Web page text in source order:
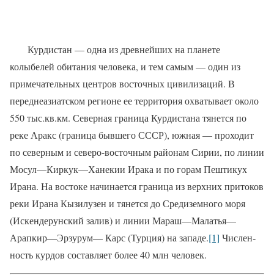
Курдистан — одна из древнейших на планете
колыбелей обитания человека, и тем самым — один из
примечательных центров восточных ци­вилизаций. В
переднеазиатском ре­гионе ее территория охватывает око­ло
550 тыс.кв.км. Северная граница Курдистана тянется по
реке Аракс (граница бывшего СССР), южная — проходит
по северным и северо-во­сточным районам Сирии, по линии
Мосул—Киркук—Ханекии Ирака и по горам Пештикух
Ирана. На во­стоке начинается граница из верхних притоков
реки Ирана Кызилузен и тянется до Средиземного моря
(Искендерунский залив) и линии Мараш—Малатья—
Арапкир—Эрзурум— Карс (Турция) на западе.[1] Числен­
ность курдов составляет более 40 млн человек.